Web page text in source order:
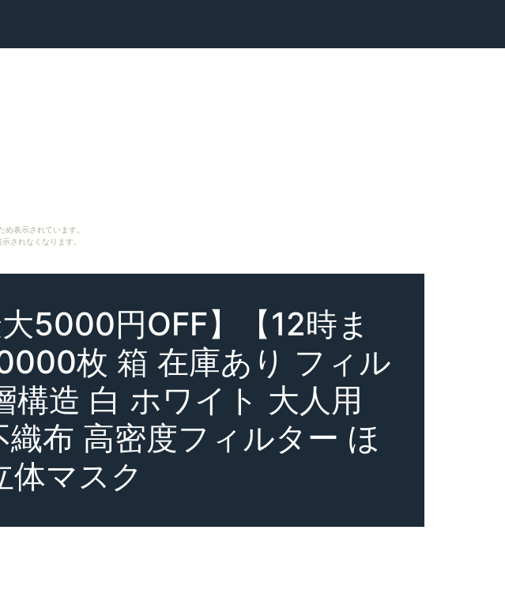
表示されています。
されなくなります。
5000円OFF】【12時ま
枚 箱 在庫あり フィル
構造 白 ホワイト 大人用
布 高密度フィルター ほ
体マスク